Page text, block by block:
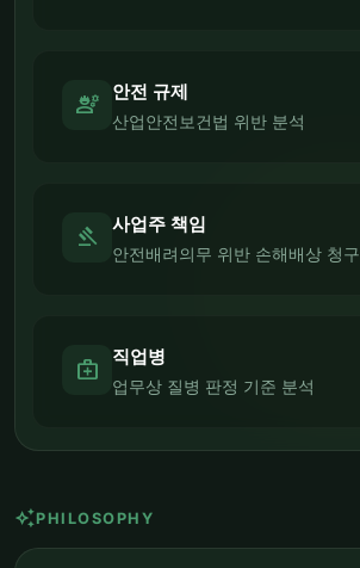
engineering 안전 규제
산업안전보건법 위반 분석
gavel 사업주 책임
안전배려의무 위반 손해배상 청구
medical_services 직업병
업무상 질병 판정 기준 분석
auto_awesomePHILOSOPHY